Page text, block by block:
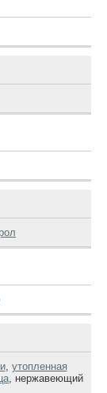
, утопленная
, нержавеющий